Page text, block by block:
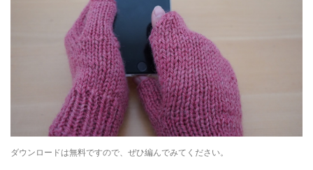
ダウンロードは無料ですので、ぜひ編んでみてください。